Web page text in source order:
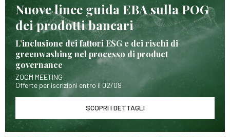
Nuove linee guida EBA sulla POG
dei prodotti bancari
L’inclusione dei fattori ESG e dei rischi di
greenwashing nel processo di product
governance
ZOOM MEETING
Offerte per iscrizioni entro il 02/09
SCOPRI I DETTAGLI